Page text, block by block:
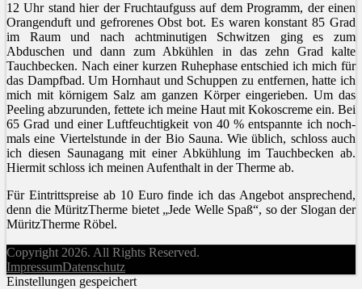
12 Uhr stand hier der Fruchtaufguss auf dem Programm, der einen
Orangenduft und gefrorenes Obst bot. Es waren konstant 85 Grad
im Raum und nach achtminutigen Schwitzen ging es zum
Abduschen und dann zum Abkühlen in das zehn Grad kalte
Tauchbecken. Nach einer kurzen Ruhephase entschied ich mich für
das Dampfbad. Um Hornhaut und Schuppen zu entfernen, hatte ich
mich mit körnigem Salz am ganzen Körper eingerieben. Um das
Peeling abzurunden, fettete ich meine Haut mit Kokoscreme ein. Bei
65 Grad und einer Luftfeuchtigkeit von 40 % entspannte ich noch­
mals eine Viertelstunde in der Bio Sauna. Wie üblich, schloss auch
ich diesen Saunagang mit einer Abkühlung im Tauchbecken ab.
Hiermit schloss ich meinen Aufenthalt in der Therme ab.
Für Eintrittspreise ab 10 Euro finde ich das Angebot ansprechend,
denn die MüritzTherme bietet „Jede Welle Spaß“, so der Slogan der
MüritzTherme Röbel.
Copyright 2026. All Rights Reserved.
ImpressumDatenschutz
Einstellungen gespeichert